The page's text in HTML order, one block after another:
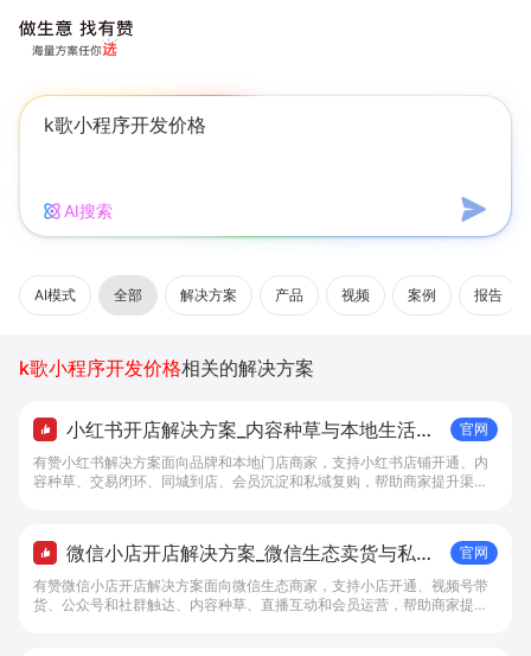
AI搜索
AI模式 全部 解决方案 产品 视频 案例 报告
k歌小程序开发价格相关的解决方案
小红书开店解决方案_内容种草与本地生活转
化工具 - 做生意, 找有赞
官网
有赞小红书解决方案面向品牌和本地门店商家，支持小红书店铺开通、内
容种草、交易闭环、同城到店、会员沉淀和私域复购，帮助商家提升渠道
微信小店开店解决方案_微信生态卖货与私域
经营 - 做生意, 找有赞
官网
有赞微信小店开店解决方案面向微信生态商家，支持小店开通、视频号带
货、公众号和社群触达、内容种草、直播互动和会员运营，帮助商家提升